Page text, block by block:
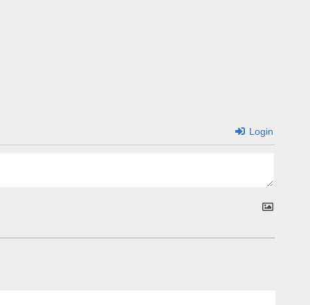
Login